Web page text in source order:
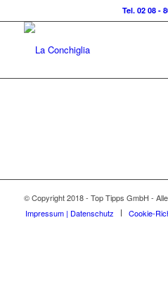
Tel. 02 08 -
© Copyright 2018 - Top Tipps GmbH -
Impressum | Datenschutz
Cookie-